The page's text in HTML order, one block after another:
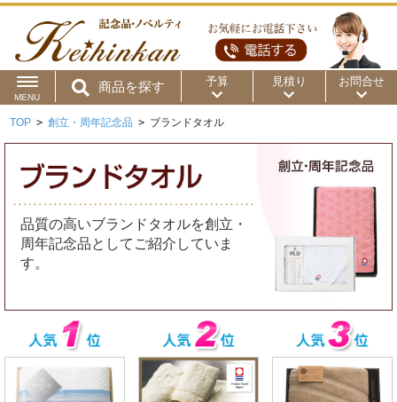
MENU
商品を探す 予算
用途から
商品カテゴリ
価格帯から
～50円
～300円 ～1,000円
～2,000円 ～5,000円 ～10,000円
～20,000円 ～30,000円
～50,000円 50,001円～
見積り お問合せ
TOP > 創立・周年記念品 > ブランドタオル
品質の高いブランドタオルを創立・
周年記念品としてご紹介していま
す。